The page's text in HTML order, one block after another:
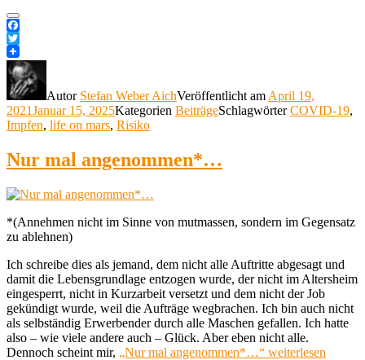
Facebook
Twitter
Autor Stefan Weber AichVeröffentlicht am April 19,
2021Januar 15, 2025Kategorien BeiträgeSchlagwörterCOVID-19,
Impfen, life on mars, Risiko
Nur mal angenommen*…
*(Annehmen nicht im Sinne von mutmassen, sondern im Gegensatz
zu ablehnen)
Ich schreibe dies als jemand, dem nicht alle Auftritte abgesagt und
damit die Lebensgrundlage entzogen wurde, der nicht im Altersheim
eingesperrt, nicht in Kurzarbeit versetzt und dem nicht der Job
gekündigt wurde, weil die Aufträge wegbrachen. Ich bin auch nicht
als selbständig Erwerbender durch alle Maschen gefallen. Ich hatte
also – wie viele andere auch – Glück. Aber eben nicht alle.
Dennoch scheint mir, „Nur mal angenommen*…“ weiterlesen